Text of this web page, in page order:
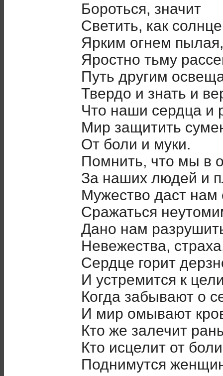
Бороться, значит
Светить, как
Ярким огнем пылая,
Яростно тьму
Путь другим
Твердо и знать и
Что наши сердца и
Мир защитить
От боли и муки.
Помнить, что мы в
За наших людей и
Мужество даст нам
Сражаться
Дано нам
Невежества,
Сердце горит
И устремится к
Когда забывают о
И мир омывают
Кто же залечит
Кто исцелит от
Поднимутся